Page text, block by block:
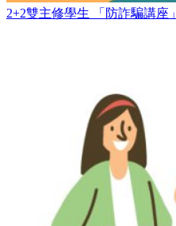
2+2雙主修學生 「防詐騙講座」